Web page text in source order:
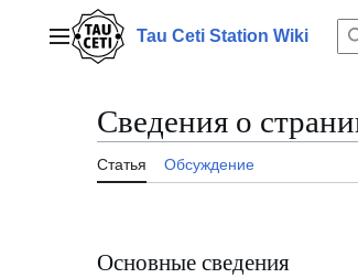
содержаниюГлавное менюTau Ceti Station Wiki
Сведения о
Статья Обсуждение
Основные сведения